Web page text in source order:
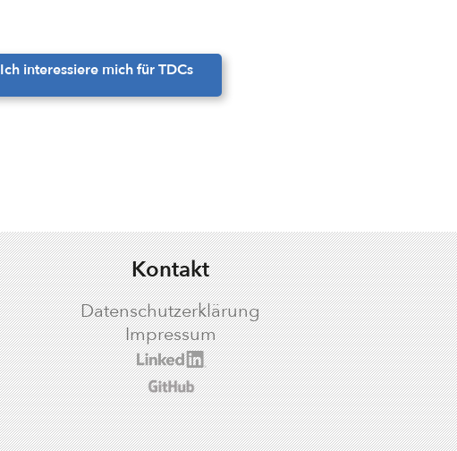
Ich interessiere mich für TDCs
Kontakt
Datenschutzerklärung
Impressum
cronologic LinkedIn profile